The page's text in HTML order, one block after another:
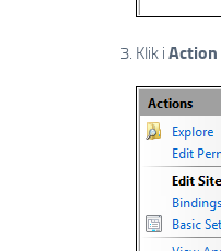
Klik i Action